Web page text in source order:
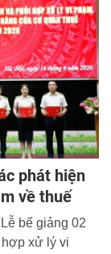
phát hiện
về thuế
bế giảng 02
xử lý vi